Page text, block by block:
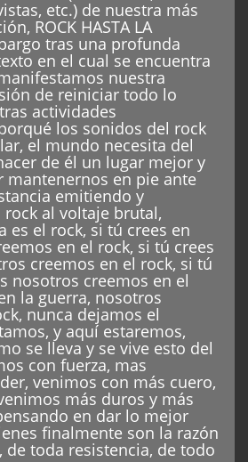
etc.) de nuestra más
ROCK HASTA LA
tras una profunda
en el cual se encuentra
nuestra
de reiniciar todo lo
actividades
los sonidos del rock
el mundo necesita del
de él un lugar mejor y
mantenernos en pie ante
emitiendo y
al voltaje brutal,
es el rock, si tú crees en
en el rock, si tú crees
creemos en el rock, si tú
nosotros creemos en el
la guerra, nosotros
nunca dejamos el
y aquí estaremos,
se lleva y se vive esto del
con fuerza, mas
venimos con más cuero,
más duros y más
en dar lo mejor
finalmente son la razón
de toda resistencia, de todo